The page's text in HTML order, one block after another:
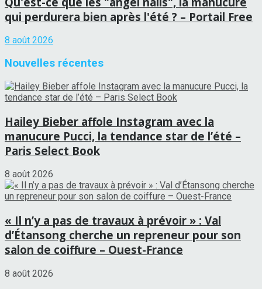
qui perdurera bien après l'été ? – Portail Free
8 août 2026
Nouvelles récentes
Hailey Bieber affole Instagram avec la
manucure Pucci, la tendance star de l’été –
Paris Select Book
8 août 2026
« Il n’y a pas de travaux à prévoir » : Val
d’Étansong cherche un repreneur pour son
salon de coiffure – Ouest-France
8 août 2026